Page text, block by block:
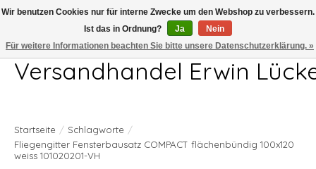
Telefon 04407 715872 MO-DO 7.00-17.00Uhr FR 7.00-13.00Uhr
Versandhandel Erwin
Startseite / Schlagworte /
Fliegengitter Fensterbausatz COMPACT flächenbündig 100x120
weiss 101020201-VH
Wir benutzen Cookies nur für interne Zwecke um den Webshop zu verbessern.
Ist das in Ordnung?
Ja
Nein
Für weitere Informationen beachten Sie bitte unsere Datenschutzerklärung. »